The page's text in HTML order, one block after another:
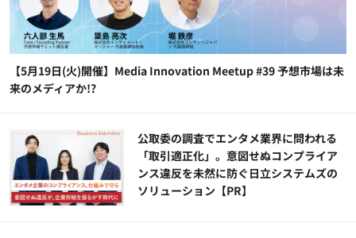
【5月19日(火)開催】Media Innovation Meetup #39 予想市場は未
来のメディアか!?
公​​取委の調査でエンタメ業界に問われる
「取引適正化」。意図せぬコンプライア
ンス違反を未然に防ぐ日立システムズの
ソリューション​【PR】